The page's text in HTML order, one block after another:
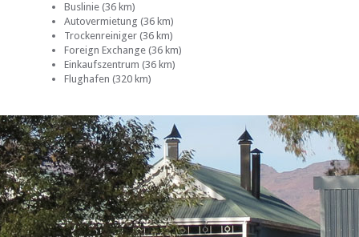
Buslinie (36 km)
Autovermietung (36 km)
Trockenreiniger (36 km)
Foreign Exchange (36 km)
Einkaufszentrum (36 km)
Flughafen (320 km)